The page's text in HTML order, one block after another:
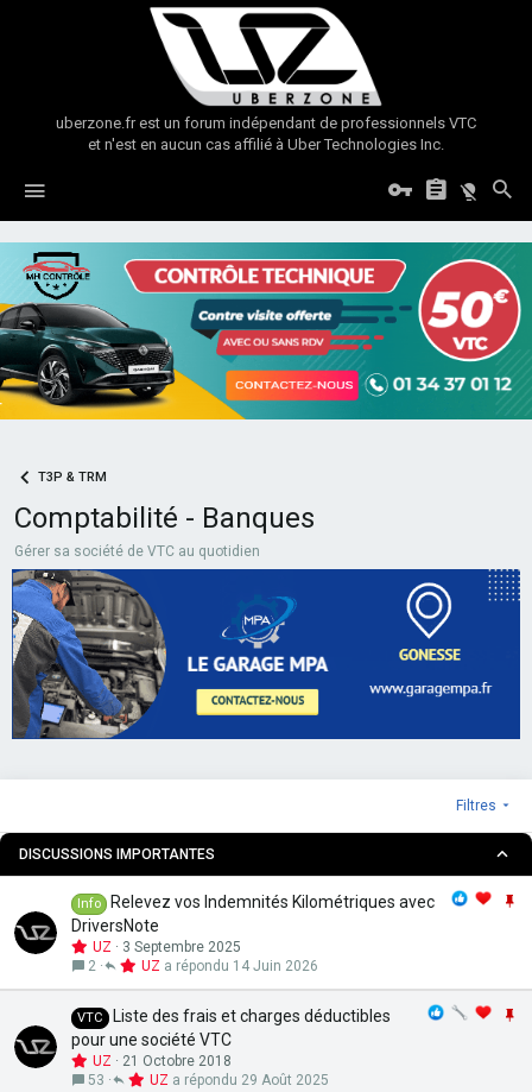
uberzone.fr est un forum indépendant de professionnels VTC
et n'est en aucun cas affilié à Uber Technologies Inc.
T3P & TRM
Comptabilité - Banques
Gérer sa société de VTC au quotidien
Filtres
DISCUSSIONS IMPORTANTES
r
Info
Relevez vos Indemnités Kilométriques avec
DriversNote
UZ
3 Septembre 2025
2
14 Juin 2026
UZ
VTC
Liste des frais et charges déductibles
pour une société VTC
UZ
21 Octobre 2018
53
29 Août 2025
UZ